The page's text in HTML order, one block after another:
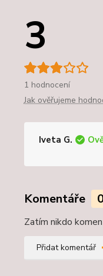
3
1 hodnocení
Jak ověřujeme
Iveta G.
Komentáře
Zatím nikdo
Přidat komentář